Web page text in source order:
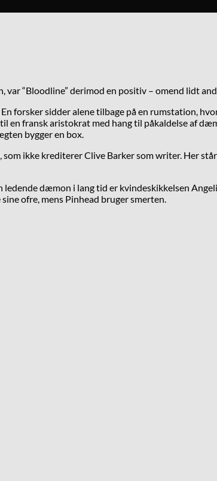
“Bloodline” derimod en positiv – omend lidt
forsker sidder alene tilbage på en rumstation,
en fransk aristokrat med hang til påkaldelse af
bygger en box.
som ikke krediterer Clive Barker som writer.
ledende dæmon i lang tid er kvindeskikkelsen
ofre, mens Pinhead bruger smerten.